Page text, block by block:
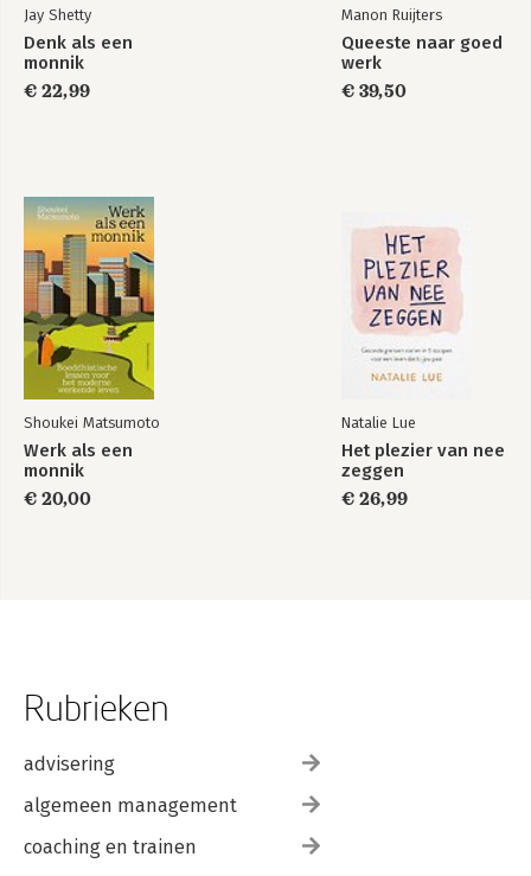
Jay Shetty
Denk als een
monnik
€ 22,99
Manon Ruijters
Queeste naar goed
werk
€ 39,50
Shoukei Matsumoto
Werk als een
monnik
€ 20,00
Natalie Lue
Het plezier van nee
zeggen
€ 26,99
Rubrieken
advisering
algemeen management
coaching en trainen